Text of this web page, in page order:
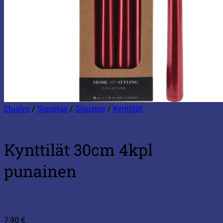
Etusivu / Sisustus / Sisustus / Kynttilät
Kynttilät 30cm 4kpl
punainen
7,90 €